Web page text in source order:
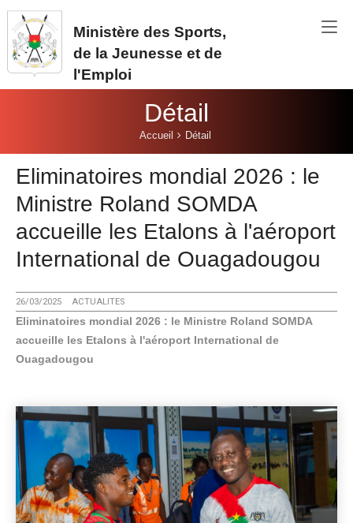
Aller au contenu principal
Ministère des Sports,
de la Jeunesse et de
l'Emploi
Détail
Accueil Détail
Eliminatoires mondial 2026 : le
Ministre Roland SOMDA
accueille les Etalons à l'aéroport
International de Ouagadougou
26/03/2025 ACTUALITES
Eliminatoires mondial 2026 : le Ministre Roland SOMDA
accueille les Etalons à l'aéroport International de
Ouagadougou